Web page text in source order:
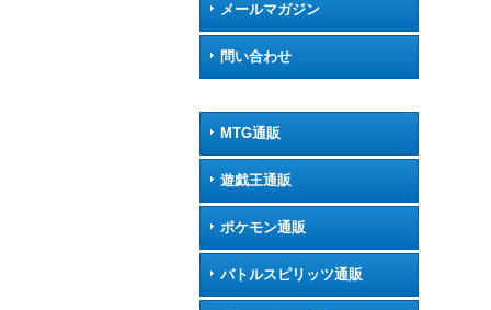
メールマガジン
問い合わせ
MTG通販
遊戯王通販
ポケモン通販
バトルスピリッツ通販